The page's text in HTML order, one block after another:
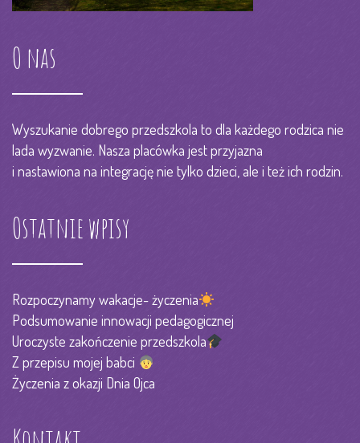
O nas
Wyszukanie dobrego przedszkola to dla każdego rodzica nie
lada wyzwanie. Nasza placówka jest przyjazna
i nastawiona na integrację nie tylko dzieci, ale i też ich rodzin.
Ostatnie wpisy
Rozpoczynamy wakacje- życzenia
Podsumowanie innowacji pedagogicznej
Uroczyste zakończenie przedszkola
Z przepisu mojej babci
Życzenia z okazji Dnia Ojca